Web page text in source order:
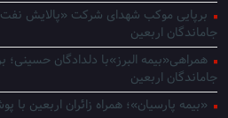
برپایی موکب شهدای شرکت «پالایش نفت
جاماندگان اربعین
همراهی«بیمه البرز»با دلدادگان
جاماندگان اربعین
«بیمه پارسیان»؛ همراه زائران اربعین